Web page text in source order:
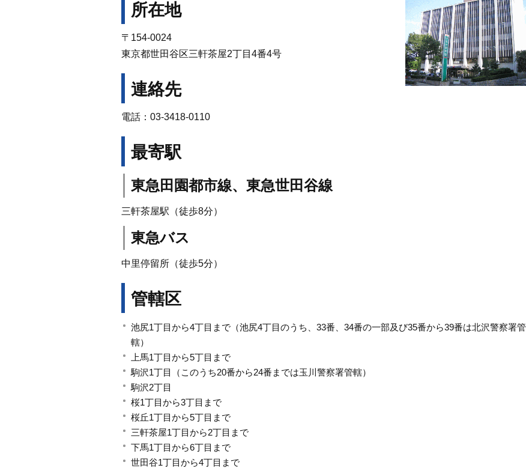
所在地
〒154-0024
東京都世田谷区三軒茶屋2丁目4番4号
連絡先
電話：03-3418-0110
最寄駅
東急田園都市線、東急世田谷線
三軒茶屋駅（徒歩8分）
東急バス
中里停留所（徒歩5分）
管轄区
池尻1丁目から4丁目まで（池尻4丁目のうち、33番、34番の一部及び35番から39番は北沢警察署管
轄）
上馬1丁目から5丁目まで
駒沢1丁目（このうち20番から24番までは玉川警察署管轄）
駒沢2丁目
桜1丁目から3丁目まで
桜丘1丁目から5丁目まで
三軒茶屋1丁目から2丁目まで
下馬1丁目から6丁目まで
世田谷1丁目から4丁目まで